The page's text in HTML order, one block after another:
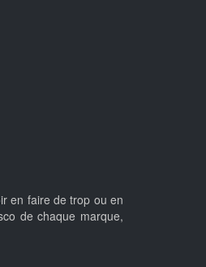
en faire de trop ou en
de chaque marque,